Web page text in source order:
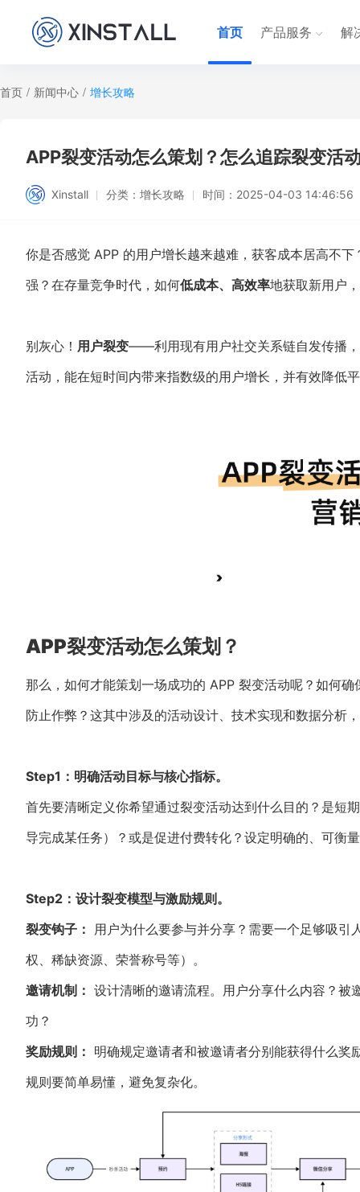
首页 产品服务 解
首页 / 新闻中心 / 增长攻略
APP裂变活动怎么策划？怎么追踪裂变活
Xinstall 分类： 增长攻略 时间： 2025-04-03 14:46:56
你是否感觉 APP 的用户增长越来越难，获客成本居高不
强？在存量竞争时代，如何低成本、高效率地获取新用户
别灰心！ 用户裂变——利用现有用户社交关系链自发传播，
活动，能在短时间内带来指数级的用户增长，并有效降低
APP裂变活动怎么策划？
那么，如何才能策划一场成功的 APP 裂变活动呢？如何
防止作弊？这其中涉及的活动设计、技术实现和数据分析
Step1：明确活动目标与核心指标。
首先要清晰定义你希望通过裂变活动达到什么目的？是短
导完成某任务）？或是促进付费转化？设定明确的、可衡
Step2：设计裂变模型与激励规则。
裂变钩子： 用户为什么要参与并分享？需要一个足够吸
权、稀缺资源、荣誉称号等）。
邀请机制： 设计清晰的邀请流程。用户分享什么内容？被
功？
奖励规则： 明确规定邀请者和被邀请者分别能获得什么
规则要简单易懂，避免复杂化。